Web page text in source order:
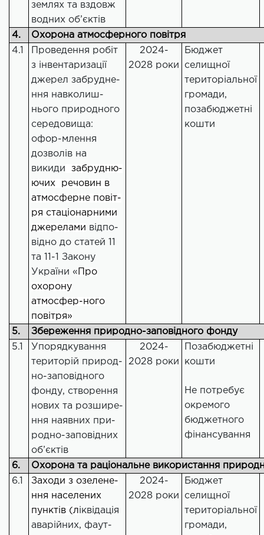
землях та вздовж
водних об’єктів
4.
Охорона атмосферного повітря
4.1
Проведення робіт
з інвентаризації
джерел забрудне-
ння навколиш-
нього природного
середовища:
офор-млення
дозволів на
викиди забрудню-
ючих речовин в
атмосферне повіт-
ря стаціонарними
джерелами відпо-
відно до статей 11
та 11-1 Закону
України « Про
охорону
атмосфер-ного
повітря»
2024-
2028 роки
Бюджет
селищної
територіальної
громади,
позабюджетні
кошти
5.
Збереження природно-заповідного фонду
5.1
Упорядкування
територій природ-
но-заповідного
фонду, створення
нових та розшире-
ння наявних при-
родно-заповідних
об’єктів
2024-
2028 роки
Позабюджетні
кошти
Не потребує
окремого
бюджетного
фінансування
6.
Охорона та раціональне використання
6.1
Заходи з озелене-
ння населених
пунктів (ліквідація
аварійних, фаут-
2024-
2028 роки
Бюджет
селищної
територіальної
громади,